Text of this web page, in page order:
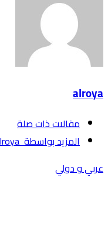
alroya
‫مقالات ذات صلة‬
‫‫المزيد بواسطة‬ ‬ alroya
عربي و دولي